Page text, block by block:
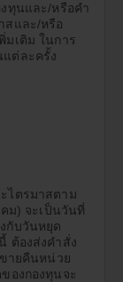
อเปลี่ยนแปลง
แจ้งล่วงหน้า
ของบริษัท
ายทุกกรณี ที่
ยมชม หรือผู้
ะจะต้องเปิด
บริษัทจัดการ
พย์ของ
ธิออกเสียง
ทุนและ/หรือคำ
สและ/หรือ
มเติม ในการ
ต่ละครั้ง
ไตรมาสตาม
ม) จะเป็นวันที่
กับวันหยุด
ต้องส่งคำสั่ง
ายคืนหน่วย
องกองทุนจะ